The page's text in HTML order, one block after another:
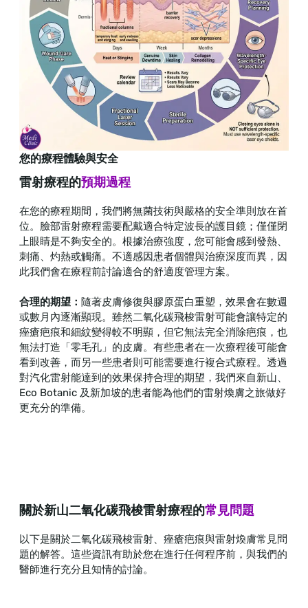
您的療程體驗與安全
雷射療程的預期過程
在您的療程期間，我們將無菌技術與嚴格的安全準則放在首
位。臉部雷射療程需要配戴適合特定波長的護目鏡；僅僅閉
上眼睛是不夠安全的。根據治療強度，您可能會感到發熱、
刺痛、灼熱或觸痛。不適感因患者個體與治療深度而異，因
此我們會在療程前討論適合的舒適度管理方案。
合理的期望： 隨著皮膚修復與膠原蛋白重塑，效果會在數週
或數月內逐漸顯現。雖然二氧化碳飛梭雷射可能會讓特定的
痤瘡疤痕和細紋變得較不明顯，但它無法完全消除疤痕，也
無法打造「零毛孔」的皮膚。有些患者在一次療程後可能會
看到改善，而另一些患者則可能需要進行複合式療程。透過
對汽化雷射能達到的效果保持合理的期望，我們來自新山、
Eco Botanic 及新加坡的患者能為他們的雷射煥膚之旅做好
更充分的準備。
關於新山二氧化碳飛梭雷射療程的常見問題
以下是關於二氧化碳飛梭雷射、痤瘡疤痕與雷射煥膚常見問
題的解答。這些資訊有助於您在進行任何程序前，與我們的
醫師進行充分且知情的討論。